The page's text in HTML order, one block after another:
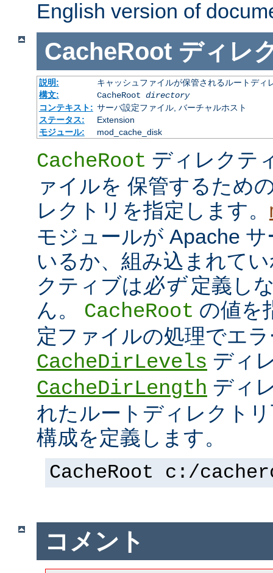
English version of
CacheRoot ディレ
説明:
キャッシュファイルが保管されるルートディ
構文:
CacheRoot directory
コンテキスト: サーバ設定ファイル, バーチャルホスト
ステータス:
Extension
モジュール:
mod_cache_disk
CacheRoot ディレクテ
ァイルを 保管するため
レクトリを指定します。
モジュールが Apache
いるか、組み込まれて
クティブは 必ず定義し
ん。 CacheRoot の値を
定ファイルの処理でエ
CacheDirLevels ディ
CacheDirLength ディ
れたルートディレクト
構成を定義します。
CacheRoot c:/
コメント